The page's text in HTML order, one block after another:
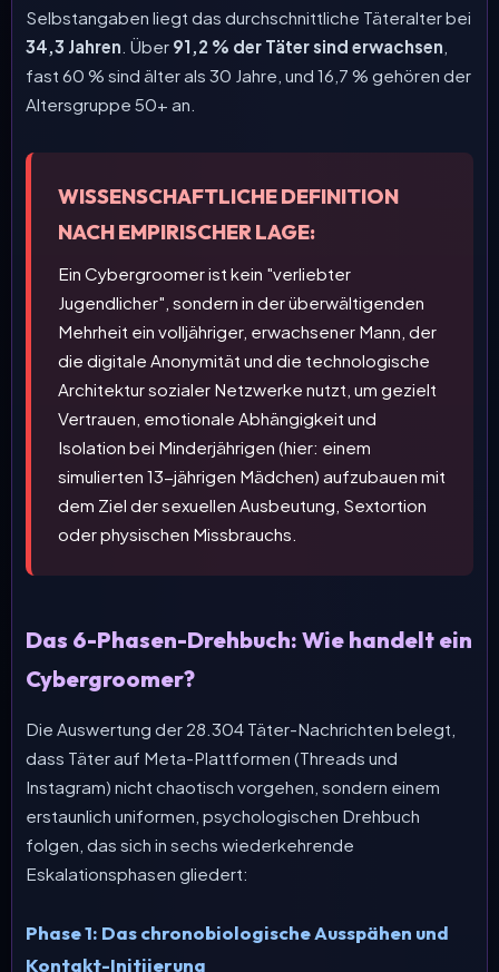
Selbstangaben liegt das durchschnittliche Täteralter bei
34,3 Jahren . Über 91,2 % der Täter sind erwachsen
fast 60 % sind älter als 30 Jahre, und 16,7 % gehören der
Altersgruppe 50+ an.
WISSENSCHAFTLICHE DEFINITION
NACH EMPIRISCHER LAGE:
Ein Cybergroomer ist kein "verliebter
Jugendlicher", sondern in der überwältigenden
Mehrheit ein volljähriger, erwachsener Mann, der
die digitale Anonymität und die technologische
Architektur sozialer Netzwerke nutzt, um gezielt
Vertrauen, emotionale Abhängigkeit und
Isolation bei Minderjährigen (hier: einem
simulierten 13-jährigen Mädchen) aufzubauen mit
dem Ziel der sexuellen Ausbeutung, Sextortion
oder physischen Missbrauchs.
Das 6-Phasen-Drehbuch: Wie handelt ein
Cybergroomer?
Die Auswertung der 28.304 Täter-Nachrichten belegt,
dass Täter auf Meta-Plattformen (Threads und
Instagram) nicht chaotisch vorgehen, sondern einem
erstaunlich uniformen, psychologischen Drehbuch
folgen, das sich in sechs wiederkehrende
Eskalationsphasen gliedert:
Phase 1: Das chronobiologische Ausspähen und
Kontakt-Initiierung